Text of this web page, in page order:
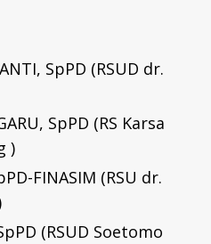
SpPD (RSUD dr.
SpPD (RS Karsa
)
FINASIM (RSU dr.
(RSUD Soetomo